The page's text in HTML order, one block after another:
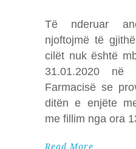
Të nderuar
njoftojmë të
cilët nuk është
31.01.2020
Farmacisë se
ditën e enjëte
me fillim nga ora
Read More